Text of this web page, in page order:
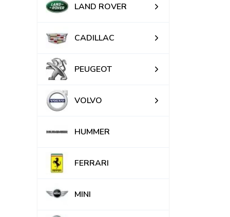
LAND ROVER
CADILLAC
PEUGEOT
VOLVO
HUMMER
FERRARI
MINI